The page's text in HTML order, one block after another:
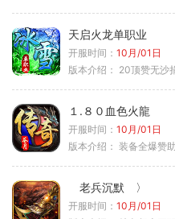
天启火龙单职业
开服时间： 10月/01日
版本介绍： 20顶赞无沙
１.８０血色火龍
开服时间： 10月/01日
版本介绍： 装备全爆赞
老兵沉默 〉
开服时间： 10月/01日